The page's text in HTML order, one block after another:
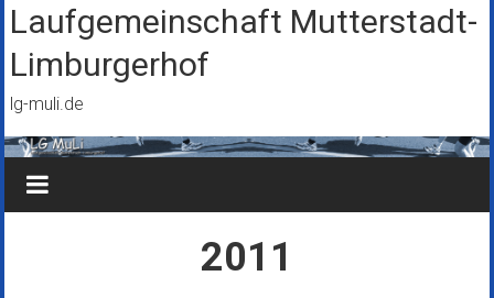
Zum
Inhalt
springen
Laufgemeinschaft Mutterstadt-
Limburgerhof
lg-muli.de
2011